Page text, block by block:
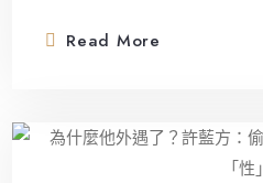
Read More